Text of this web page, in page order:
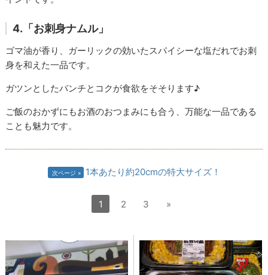
4.「お刺身ナムル」
ゴマ油が香り、ガーリックの効いたスパイシーな塩だれでお刺
身を和えた一品です。
ガツンとしたパンチとコクが食欲をそそります♪
ご飯のおかずにもお酒のおつまみにも合う、万能な一品である
ことも魅力です。
次ページ 1本あたり約20cmの特大サイズ！
1 2 3 »